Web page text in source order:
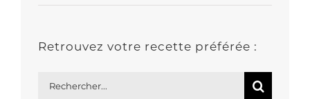
Retrouvez votre recette préférée :